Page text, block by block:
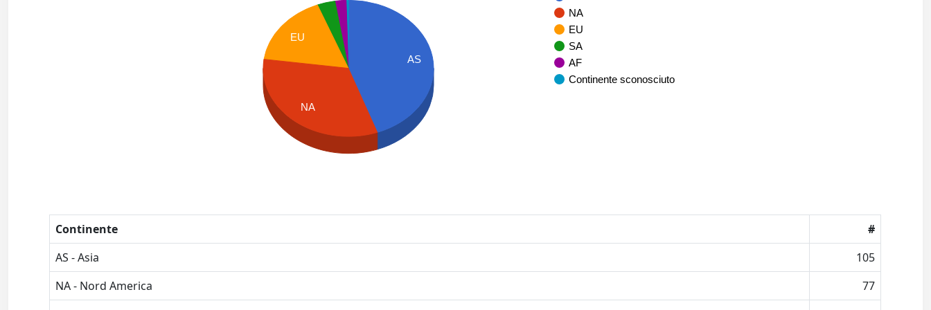
NA
EU
SA
AF
Continente sconosciuto
AS
EU
NA
Continente
#
AS - Asia
105
NA - Nord America
77